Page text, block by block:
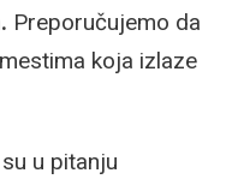
Preporučujemo da
koja izlaze
u pitanju